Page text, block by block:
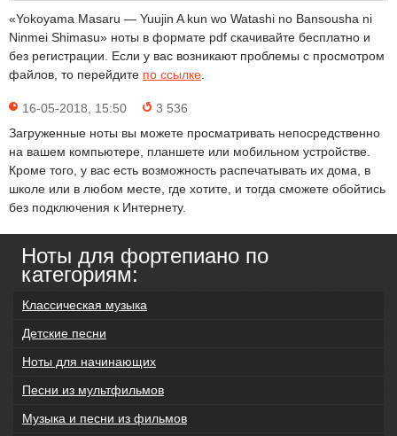
«Yokoyama Masaru — Yuujin A kun wo Watashi no Bansousha ni
Ninmei Shimasu» ноты в формате pdf скачивайте бесплатно и
без регистрации. Если у вас возникают проблемы с просмотром
файлов, то перейдите по ссылке
16-05-2018, 15:50
3 536
Загруженные ноты вы можете просматривать непосредственно
на вашем компьютере, планшете или мобильном устройстве.
Кроме того, у вас есть возможность распечатывать их дома, в
школе или в любом месте, где хотите, и тогда сможете обойтись
без подключения к Интернету.
Ноты для фортепиано по
категориям:
Классическая музыка
Детские песни
Ноты для начинающих
Песни из мультфильмов
Музыка и песни из фильмов